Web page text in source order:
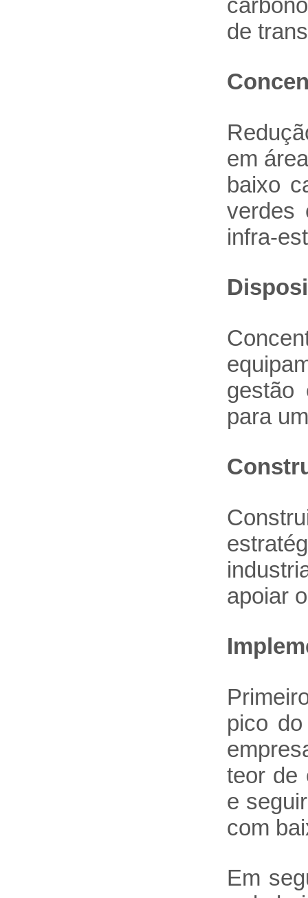
de
em
baixo
verdes
infra-
gestão
para
apoiar
pico
teor de
e
com
Em